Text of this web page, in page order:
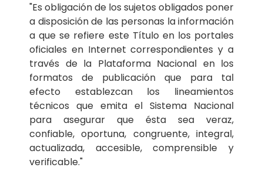
"Es obligación de los sujetos obligados poner
a disposición de las personas la información
a que se refiere este Título en los portales
oficiales en Internet correspondientes y a
través de la Plataforma Nacional en los
formatos de publicación que para tal
efecto establezcan los lineamientos
técnicos que emita el Sistema Nacional
para asegurar que ésta sea veraz,
confiable, oportuna, congruente, integral,
actualizada, accesible, comprensible y
verificable."